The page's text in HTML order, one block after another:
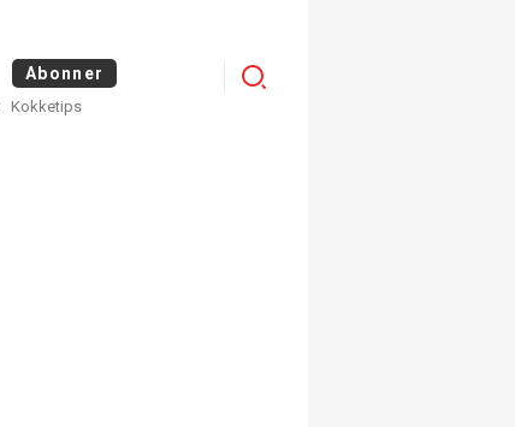
Abonner
Kokketips
Menu